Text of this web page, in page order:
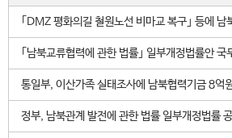
｢DMZ 평화의길 철원노선 비마교 복구｣ 등에 남
｢남북교류협력에 관한 법률｣ 일부개정법률안 국
통일부, 이산가족 실태조사에 남북협력기금 8억
정부, 남북관계 발전에 관한 법률 일부개정법률